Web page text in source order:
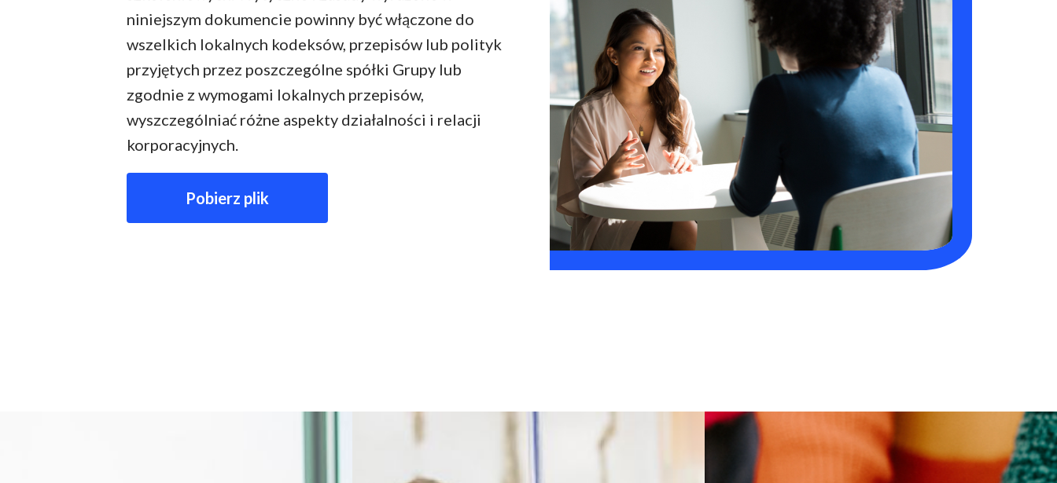
niniejszym dokumencie powinny być włączone do
wszelkich lokalnych kodeksów, przepisów lub polityk
przyjętych przez poszczególne spółki Grupy lub
zgodnie z wymogami lokalnych przepisów,
wyszczególniać różne aspekty działalności i relacji
korporacyjnych.
Pobierz plik